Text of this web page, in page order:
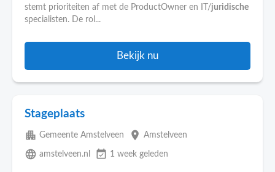
stemt prioriteiten af met de ProductOwner en IT/juridische
specialisten. De rol...
Bekijk nu
Stageplaats
apartment Gemeente Amstelveen place Amstelveen
language amstelveen.nl event_available 1 week geleden